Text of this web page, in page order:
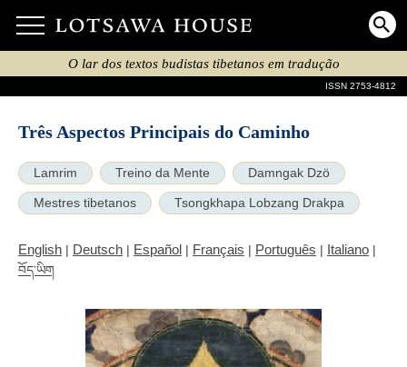
O lar dos textos budistas tibetanos em tradução
ISSN 2753-4812
Três Aspectos Principais do Caminho
Lamrim Treino da Mente Damngak Dzö
Mestres tibetanos Tsongkhapa Lobzang Drakpa
English | Deutsch | Español | Français | Português | Italiano |
བོད་ཡིག